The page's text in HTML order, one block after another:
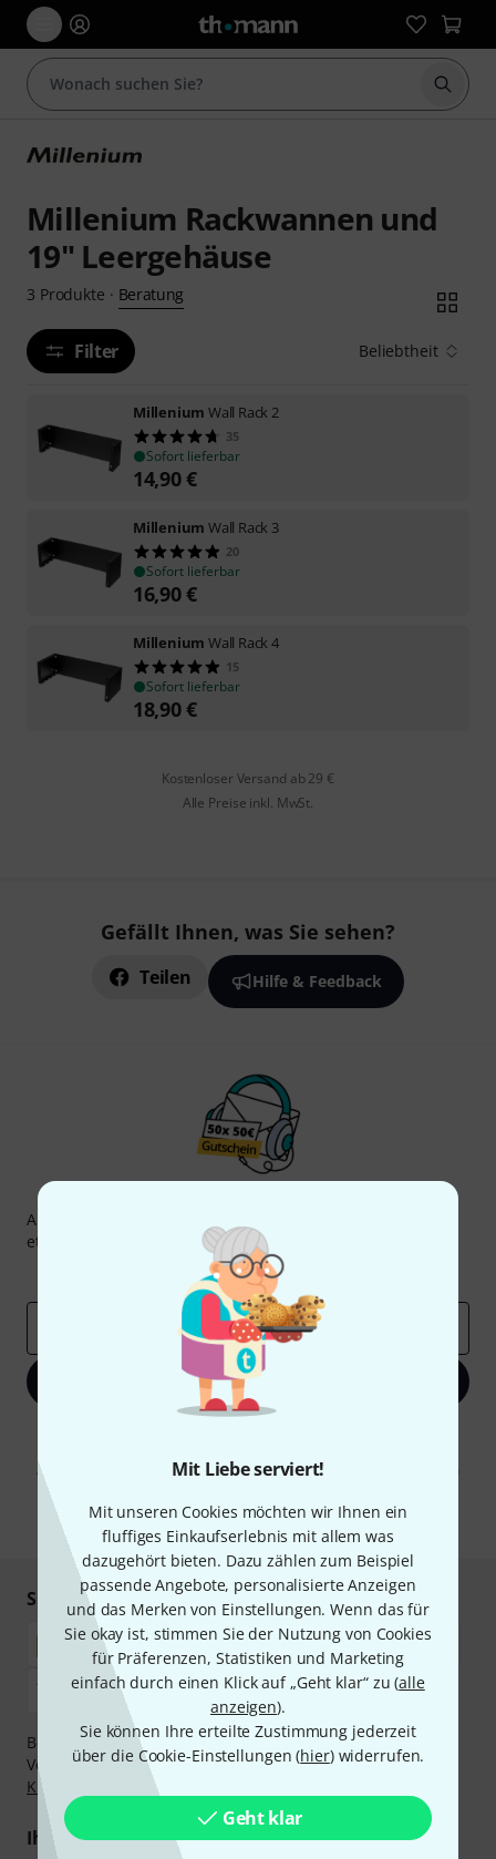
Mit Liebe serviert!
Mit unseren Cookies möchten wir Ihnen ein
fluffiges Einkaufserlebnis mit allem was
dazugehört bieten. Dazu zählen zum Beispiel
passende Angebote, personalisierte Anzeigen
und das Merken von Einstellungen. Wenn das für
Sie okay ist, stimmen Sie der Nutzung von Cookies
für Präferenzen, Statistiken und Marketing
einfach durch einen Klick auf „Geht klar“ zu (alle
anzeigen).
Sie können Ihre erteilte Zustimmung jederzeit
über die Cookie-Einstellungen (hier) widerrufen.
Geht klar
Suche
Millenium Rackwannen und
19" Leergehäuse
3 Produkte · Beratung
Filter Beliebtheit
Millenium Wall Rack 2
35
Sofort lieferbar
14,90€
Millenium Wall Rack 3
20
Sofort lieferbar
16,90€
Millenium Wall Rack 4
15
Sofort lieferbar
18,90€
Kostenloser Versand ab 29 €
Alle Preise inkl. MwSt.
Gefällt Ihnen, was Sie sehen?
Teilen Hilfe & Feedback
Abonniere den Thomann Newsletter und gewinne mit
etwas Glück einen von
50 Gutscheinen
Inspirierende Beiträge
Deals
Jetzt anmelden
Abmeldung ist jederzeit möglich. Weitere Informationen finden Sie in
* Pflichtfeld
Sicher einkaufen & bezahlen
Bezahlen Sie vertraulich und sicher per Nachnahme,
Vorkasse, PayPal, Amazon Pay,Klarna Sofort bezahlen
Klarna Ratenzahlung
Ihre Vorteile